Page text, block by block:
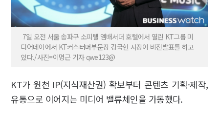
7일 오전 서울 송파구 소피텔 앰배서더 호텔에서 열린 KT그룹 미
디어데이에서 KT커스터머부문장 강국현 사장이 비전발표를 하고
있다./사진=이명근 기자 qwe123@
KT가 원천 IP(지식재산권) 확보부터 콘텐츠 기획·제작,
유통으로 이어지는 미디어 밸류체인을 가동했다.